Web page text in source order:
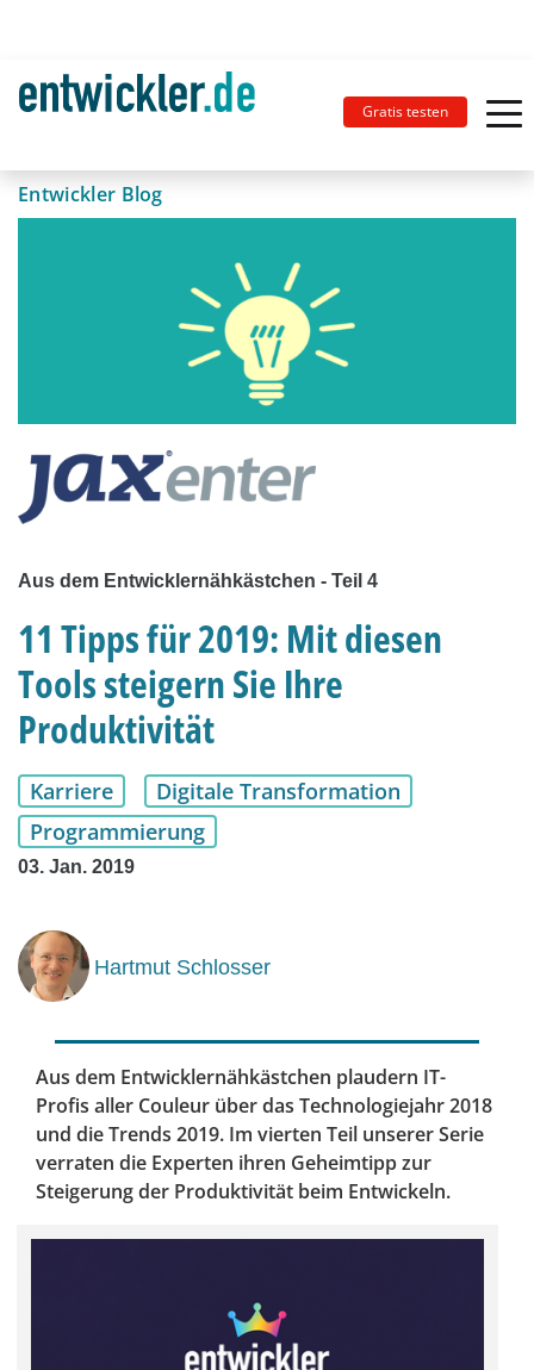
Gratis testen
Entwickler Blog
Aus dem Entwicklernähkästchen - Teil 4
11 Tipps für 2019: Mit diesen
Tools steigern Sie Ihre
Produktivität
Karriere
Digitale Transformation
Programmierung
03. Jan. 2019
Hartmut Schlosser
Aus dem Entwicklernähkästchen plaudern IT-
Profis aller Couleur über das Technologiejahr 2018
und die Trends 2019. Im vierten Teil unserer Serie
verraten die Experten ihren Geheimtipp zur
Steigerung der Produktivität beim Entwickeln.